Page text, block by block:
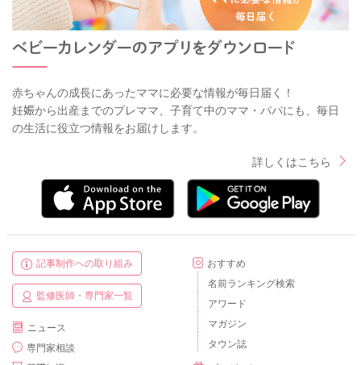
赤ちゃんの成長にあったママに必要な情報が毎日届く！
妊娠から出産までのプレママ、子育て中のママ・パパにも、毎日
の生活に役立つ情報をお届けします。
詳しくはこちら
記事制作への取り組み
監修医師・専門家一覧
ニュース
専門家相談
おすすめ
名前ランキング検索
アワード
マガジン
タウン誌